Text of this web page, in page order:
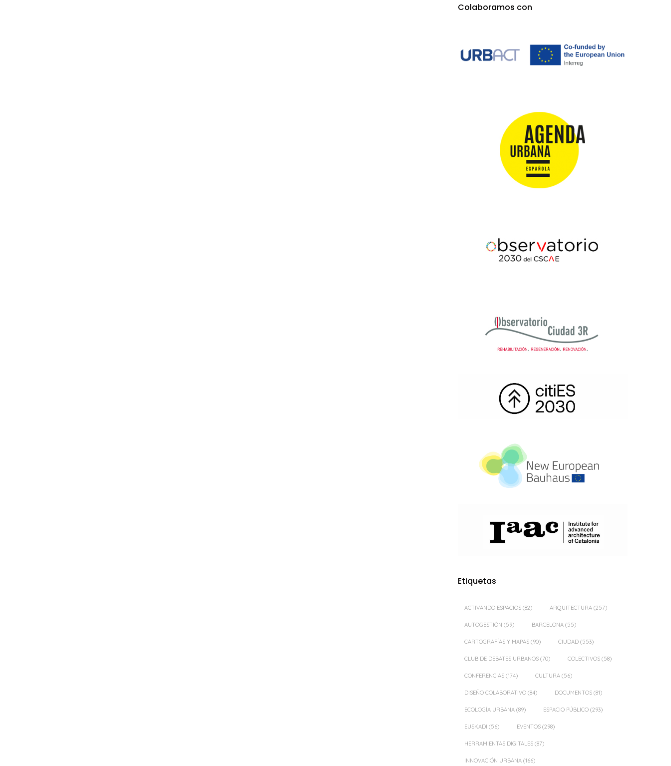
Colaboramos con
Etiquetas
ACTIVANDO ESPACIOS (82) ARQUITECTURA (257)
AUTOGESTIÓN (59) BARCELONA (55)
CARTOGRAFÍAS Y MAPAS (90) CIUDAD (553)
CLUB DE DEBATES URBANOS (70) COLECTIVOS (58)
CONFERENCIAS (174) CULTURA (56)
DISEÑO COLABORATIVO (84) DOCUMENTOS (81)
ECOLOGÍA URBANA (89) ESPACIO PÚBLICO (293)
EUSKADI (56) EVENTOS (298)
HERRAMIENTAS DIGITALES (87)
INNOVACIÓN URBANA (166)